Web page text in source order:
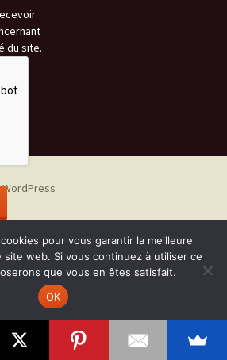
du site.
pour vous garantir la meilleure
web. Si vous continuez à utiliser ce
que vous en êtes satisfait.
OK